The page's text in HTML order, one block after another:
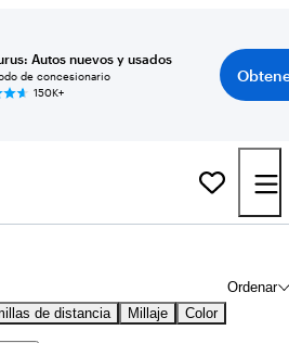
Autos nuevos y usados
de concesionario
150K+
Ordenar
de distancia Millaje Color